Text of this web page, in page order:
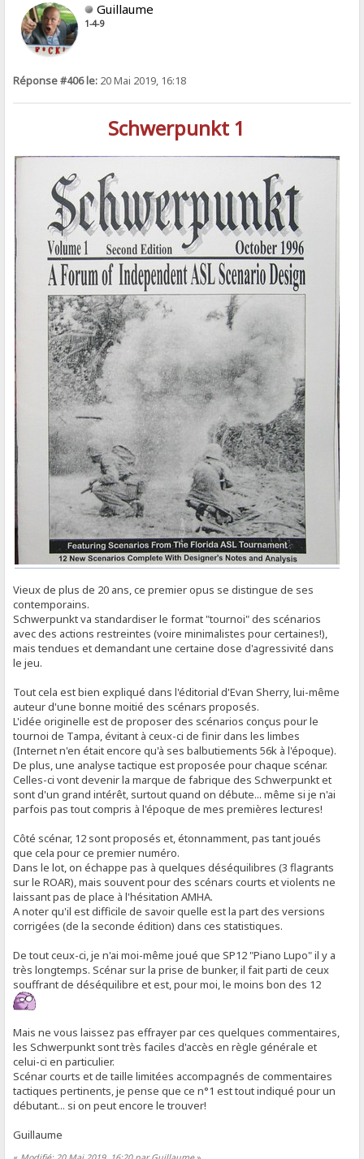
Guillaume
1-4-9
Réponse #406 le: 20 Mai 2019, 16:18
Schwerpunkt 1
Vieux de plus de 20 ans, ce premier opus se distingue de ses
contemporains.
Schwerpunkt va standardiser le format "tournoi" des scénarios
avec des actions restreintes (voire minimalistes pour certaines!),
mais tendues et demandant une certaine dose d'agressivité dans
le jeu.
Tout cela est bien expliqué dans l'éditorial d'Evan Sherry, lui-même
auteur d'une bonne moitié des scénars proposés.
L'idée originelle est de proposer des scénarios conçus pour le
tournoi de Tampa, évitant à ceux-ci de finir dans les limbes
(Internet n'en était encore qu'à ses balbutiements 56k à l'époque).
De plus, une analyse tactique est proposée pour chaque scénar.
Celles-ci vont devenir la marque de fabrique des Schwerpunkt et
sont d'un grand intérêt, surtout quand on débute... même si je n'ai
parfois pas tout compris à l'époque de mes premières lectures!
Côté scénar, 12 sont proposés et, étonnamment, pas tant joués
que cela pour ce premier numéro.
Dans le lot, on échappe pas à quelques déséquilibres (3 flagrants
sur le ROAR), mais souvent pour des scénars courts et violents ne
laissant pas de place à l'hésitation AMHA.
A noter qu'il est difficile de savoir quelle est la part des versions
corrigées (de la seconde édition) dans ces statistiques.
De tout ceux-ci, je n'ai moi-même joué que SP12 "Piano Lupo" il y a
très longtemps. Scénar sur la prise de bunker, il fait parti de ceux
souffrant de déséquilibre et est, pour moi, le moins bon des 12
Mais ne vous laissez pas effrayer par ces quelques commentaires,
les Schwerpunkt sont très faciles d'accès en règle générale et
celui-ci en particulier.
Scénar courts et de taille limitées accompagnés de commentaires
tactiques pertinents, je pense que ce n°1 est tout indiqué pour un
débutant... si on peut encore le trouver!
Guillaume